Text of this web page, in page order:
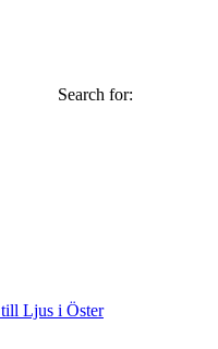
Search for:
Ljus i Öster